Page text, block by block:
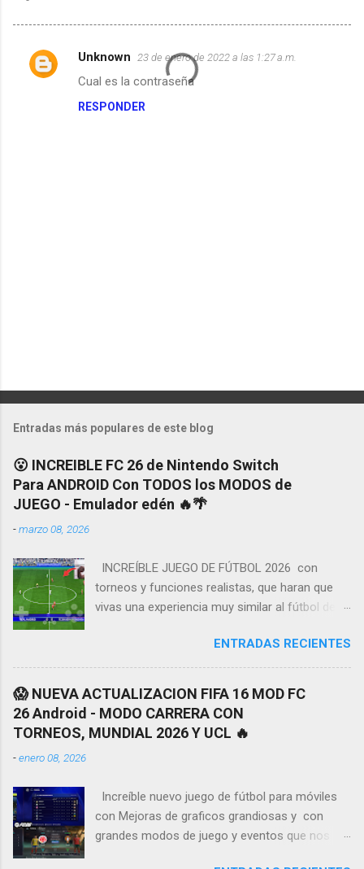
C
Unknown 23 de enero de 2022 a las 1:27 a.m.
Cual es la contraseña
RESPONDER
l
c
a
r
u
c
m
e
n
t
a
r
Entradas más populares de este blog
😮 INCREIBLE FC 26 de Nintendo Switch
Para ANDROID Con TODOS los MODOS de
JUEGO - Emulador edén 🔥🌴
-marzo 08, 2026
INCREÍBLE JUEGO DE FÚTBOL 2026 con
torneos y funciones realistas, que haran que
vivas una experiencia muy similar al fútbol de la
mejoras como en animaciónes y gráficos a
continuación les enseñare algunas de las
Tendremos un gran amplió listado de copas
con sus respectivos equipos, cada uno con su
nombre y logo dinámico, lo mejor de todo es
ENTRADAS RECIENTES
😱 NUEVA ACTUALIZACION FIFA 16 MOD FC
26 Android - MODO CARRERA CON
TORNEOS, MUNDIAL 2026 Y UCL 🔥
-enero 08, 2026
Increíble nuevo juego de fútbol para móviles
con Mejoras de graficos grandiosas y con
grandes modos de juego y eventos que nos